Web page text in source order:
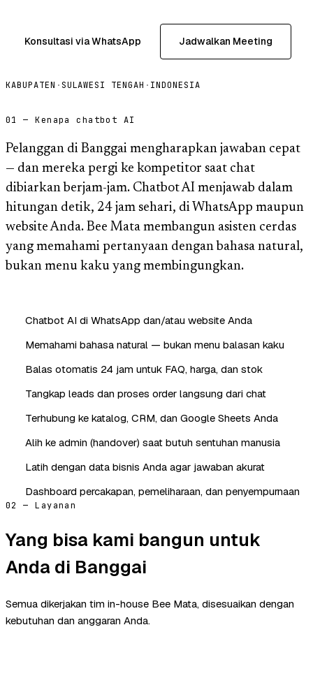
Konsultasi via WhatsApp Jadwalkan Meeting
KABUPATEN · SULAWESI TENGAH · INDONESIA
01 — Kenapa chatbot AI
Pelanggan di Banggai mengharapkan jawaban cepat
— dan mereka pergi ke kompetitor saat chat
dibiarkan berjam-jam. Chatbot AI menjawab dalam
hitungan detik, 24 jam sehari, di WhatsApp maupun
website Anda. Bee Mata membangun asisten cerdas
yang memahami pertanyaan dengan bahasa natural,
bukan menu kaku yang membingungkan.
Chatbot AI di WhatsApp dan/atau website Anda
Memahami bahasa natural — bukan menu balasan kaku
Balas otomatis 24 jam untuk FAQ, harga, dan stok
Tangkap leads dan proses order langsung dari chat
Terhubung ke katalog, CRM, dan Google Sheets Anda
Alih ke admin (handover) saat butuh sentuhan manusia
Latih dengan data bisnis Anda agar jawaban akurat
Dashboard percakapan, pemeliharaan, dan penyempurnaan
02 — Layanan
Yang bisa kami bangun untuk
Anda di Banggai
Semua dikerjakan tim in-house Bee Mata, disesuaikan dengan
kebutuhan dan anggaran Anda.